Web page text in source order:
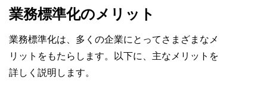
業務標準化のメリット
業務標準化は、多くの企業にとってさまざまなメ
リットをもたらします。以下に、主なメリットを
詳しく説明します。